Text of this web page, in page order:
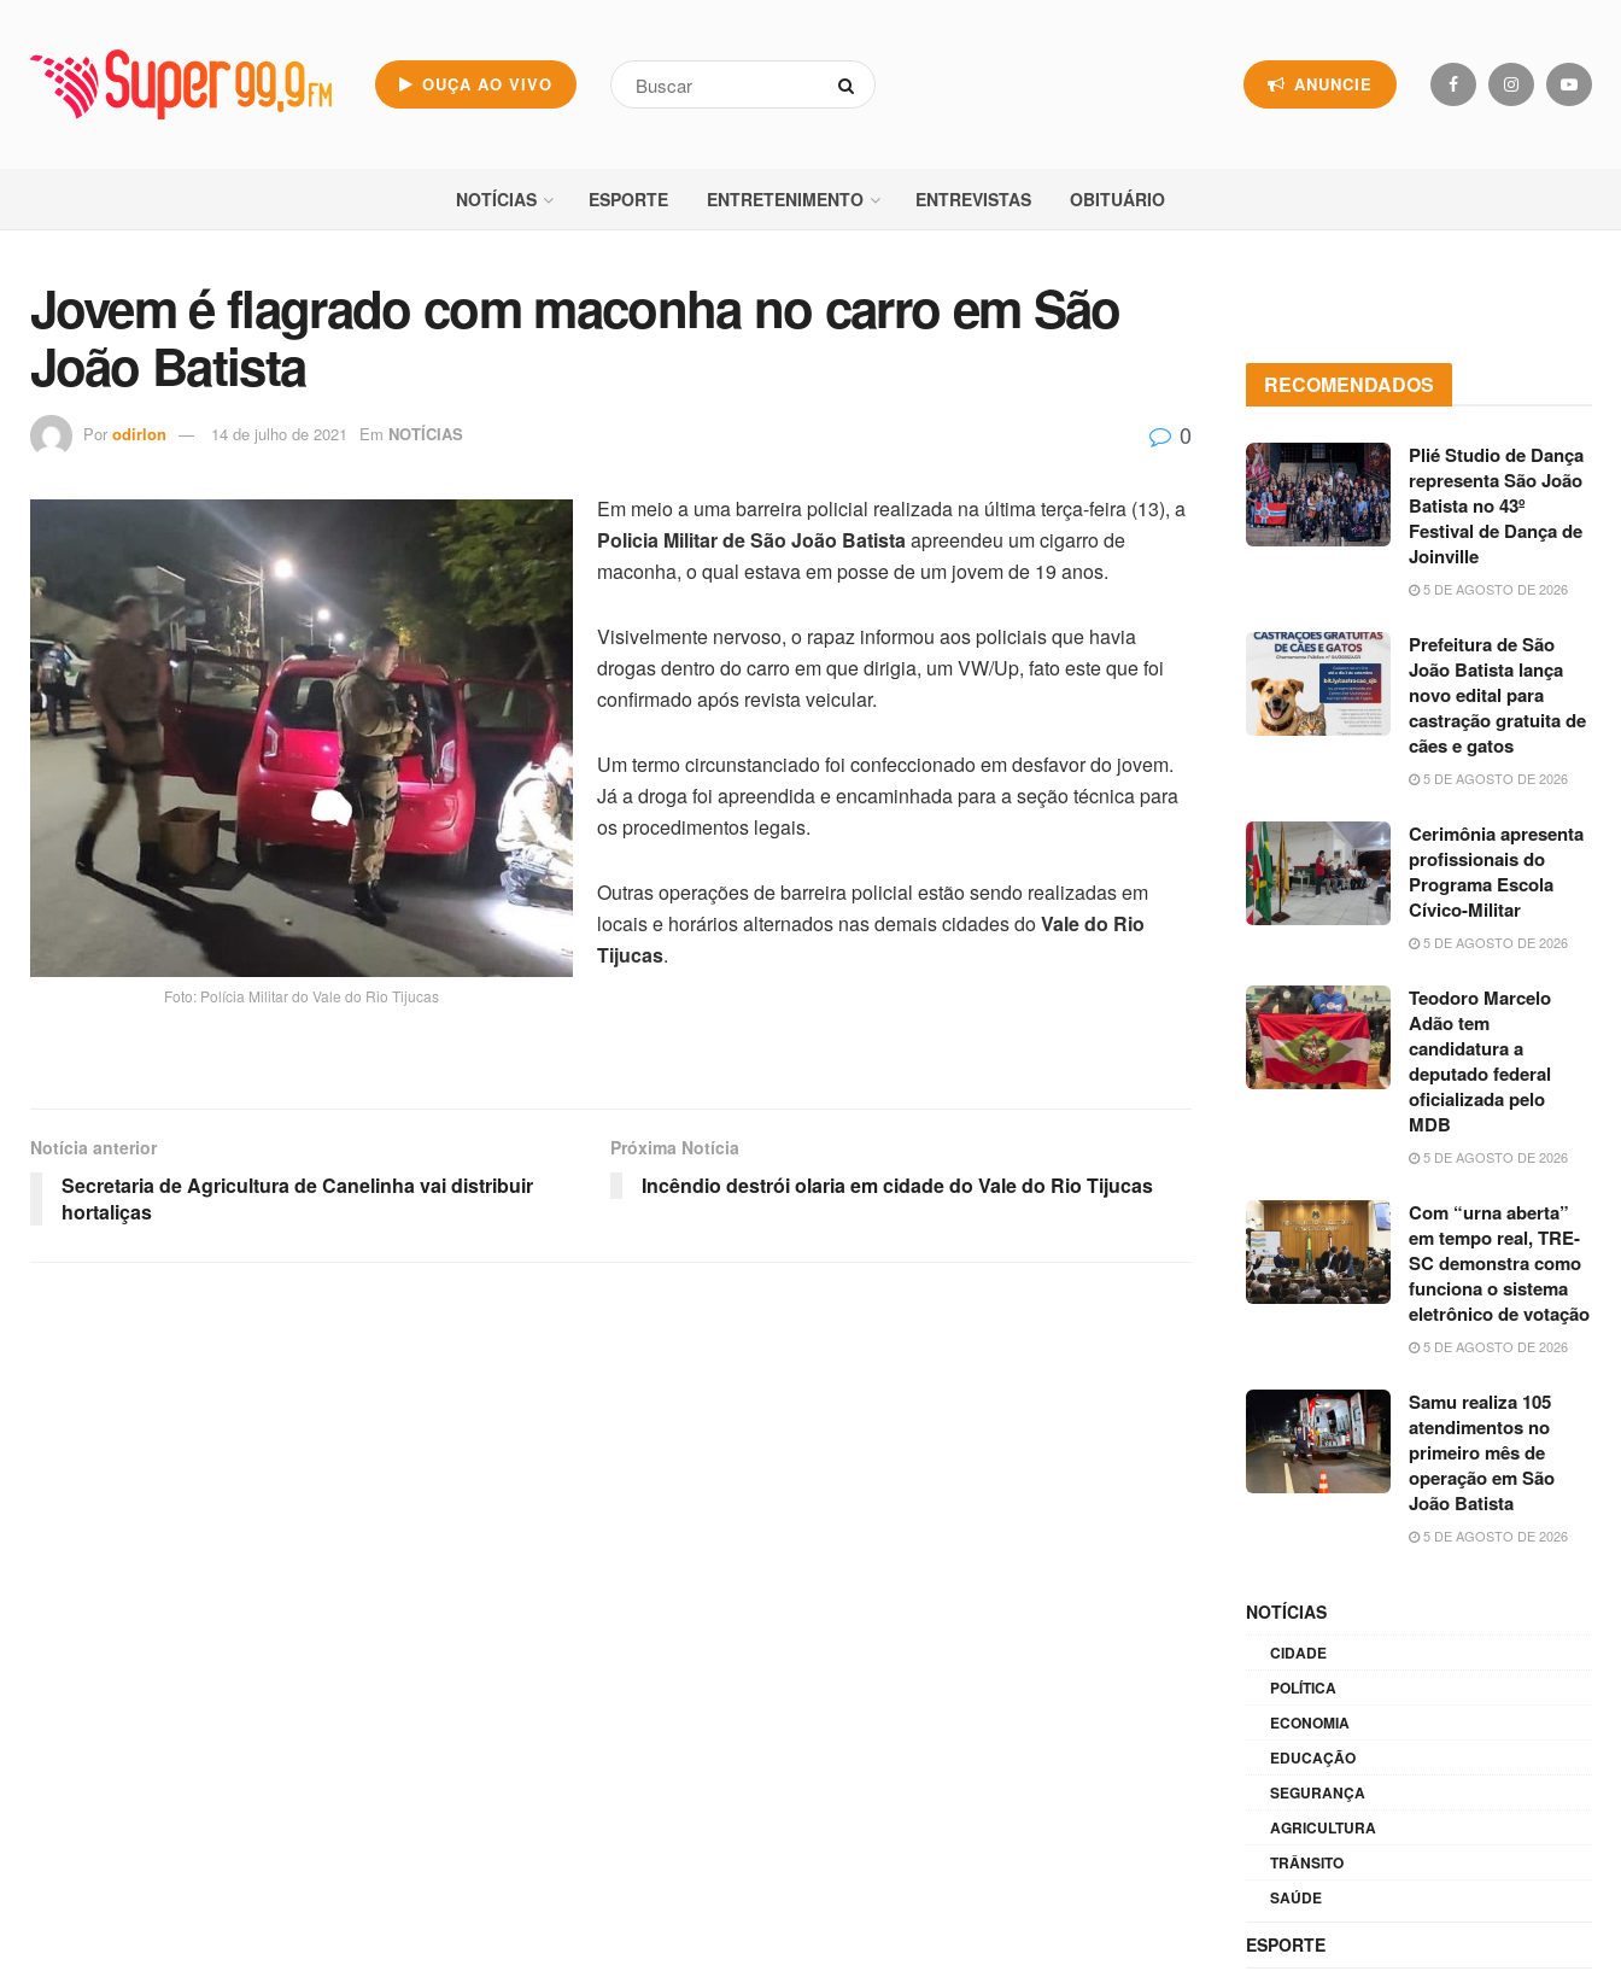
OUÇA AO VIVO ANUNCIE
NOTÍCIAS ESPORTE ENTRETENIMENTO ENTREVISTAS OBITUÁRIO
Jovem é flagrado com maconha no carro em São
João Batista
Por odirlon 14 de julho de 2021 Em NOTÍCIAS 0
Foto: Polícia Militar do Vale do Rio Tijucas
Em meio a uma barreira policial realizada na última terça-feira (13), a
Policia Militar de São João Batistaapreendeu um cigarro de
maconha, o qual estava em posse de um jovem de 19 anos.
Visivelmente nervoso, o rapaz informou aos policiais que havia
drogas dentro do carro em que dirigia, um VW/Up, fato este que foi
confirmado após revista veicular.
Um termo circunstanciado foi confeccionado em desfavor do jovem.
Já a droga foi apreendida e encaminhada para a seção técnica para
os procedimentos legais.
Outras operações de barreira policial estão sendo realizadas em
locais e horários alternados nas demais cidades doVale do Rio
Tijucas.
Notícia anterior
Secretaria de Agricultura de Canelinha vai distribuir
hortaliças
Próxima Notícia
Incêndio destrói olaria em cidade do Vale do Rio Tijucas
RECOMENDADOS
Plié Studio de Dança
representa São João
Batista no 43º
Festival de Dança de
Joinville
5 DE AGOSTO DE 2026
Prefeitura de São
João Batista lança
novo edital para
castração gratuita de
cães e gatos
5 DE AGOSTO DE 2026
Cerimônia apresenta
profissionais do
Programa Escola
Cívico-Militar
5 DE AGOSTO DE 2026
Teodoro Marcelo
Adão tem
candidatura a
deputado federal
oficializada pelo
MDB
5 DE AGOSTO DE 2026
Com “urna aberta”
em tempo real, TRE-
SC demonstra como
funciona o sistema
eletrônico de votação
5 DE AGOSTO DE 2026
Samu realiza 105
atendimentos no
primeiro mês de
operação em São
João Batista
5 DE AGOSTO DE 2026
NOTÍCIAS
CIDADE
POLÍTICA
ECONOMIA
EDUCAÇÃO
SEGURANÇA
AGRICULTURA
TRÂNSITO
SAÚDE
ESPORTE